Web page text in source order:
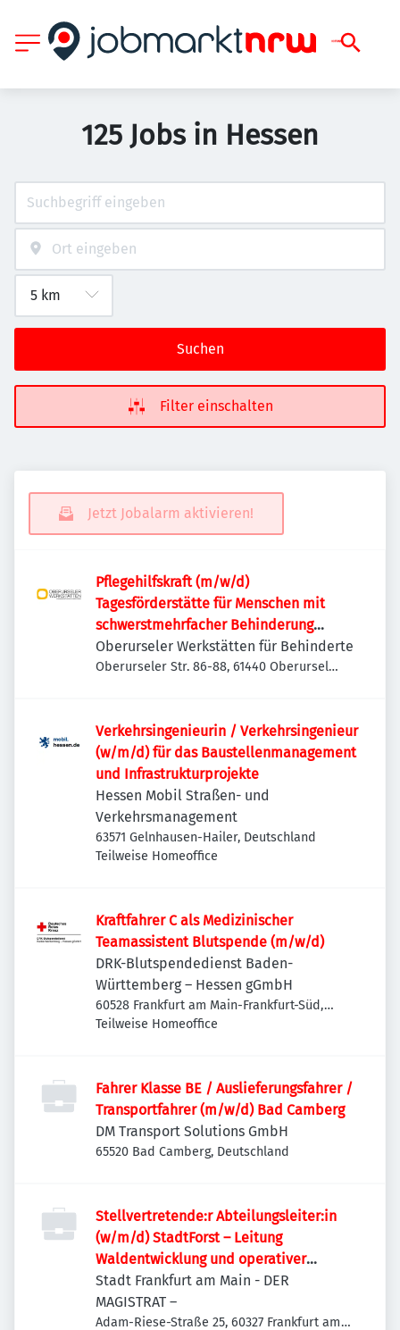
125 Jobs in Hessen
Suchen
Filter einschalten
Jetzt Jobalarm aktivieren!
Pflegehilfskraft (m/w/d)
Tagesförderstätte für Menschen mit
schwerstmehrfacher Behinderung
und/oder Verhaltensauffälligkeiten
Oberurseler Werkstätten für Behinderte
Oberurseler Str. 86-88, 61440 Oberursel
Verkehrsingenieurin / Verkehrsingenieur
(w/m/d) für das Baustellenmanagement
und Infrastrukturprojekte
Hessen Mobil Straßen- und
Verkehrsmanagement
63571 Gelnhausen-Hailer, Deutschland
Teilweise Homeoffice
Kraftfahrer C als Medizinischer
Teamassistent Blutspende (m/w/d)
DRK-Blutspendedienst Baden-
Württemberg – Hessen gGmbH
60528 Frankfurt am Main-Frankfurt-Süd,
Deutschland
Teilweise Homeoffice
Fahrer Klasse BE / Auslieferungsfahrer /
Transportfahrer (m/w/d) Bad Camberg
DM Transport Solutions GmbH
65520 Bad Camberg, Deutschland
Stellvertretende:r Abteilungsleiter:in
(w/m/d) StadtForst – Leitung
Waldentwicklung und operativer
Forstbetrieb
Stadt Frankfurt am Main - DER
MAGISTRAT –
Adam-Riese-Straße 25, 60327 Frankfurt am